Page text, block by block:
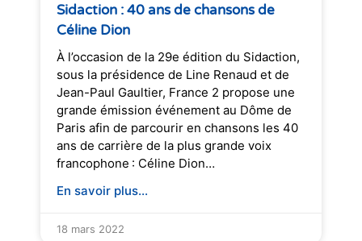
Sidaction : 40 ans de chansons de
Céline Dion
À l’occasion de la 29e édition du Sidaction,
sous la présidence de Line Renaud et de
Jean-Paul Gaultier, France 2 propose une
grande émission événement au Dôme de
Paris afin de parcourir en chansons les 40
ans de carrière de la plus grande voix
francophone : Céline Dion…
En savoir plus...
18 mars 2022